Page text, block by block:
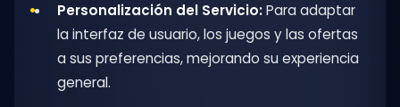
Personalización del Servicio:Para adaptar
la interfaz de usuario, los juegos y las ofertas
a sus preferencias, mejorando su experiencia
general.